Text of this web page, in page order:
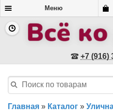
Меню
+7 (916)
Главная » Каталог »